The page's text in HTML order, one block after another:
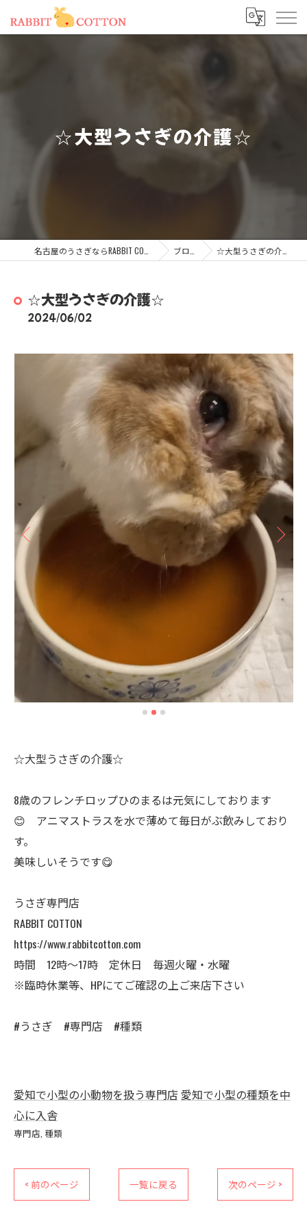
☆大型うさぎの介護☆
ブログ ☆大型うさぎの介護☆
☆大型うさぎの介護☆
2024/06/02
☆大型うさぎの介護☆
8歳のフレンチロップひのまるは元気にしております
😊 アニマストラスを水で薄めて毎日がぶ飲みしており
す。
美味しいそうです😋
うさぎ専門店
RABBIT COTTON
https://www.rabbitcotton.com
時間 12時〜17時 定休日 毎週火曜・水曜
※臨時休業等、HPにてご確認の上ご来店下さい
#うさぎ #専門店 #種類
愛知で小型の小動物を扱う専門店 愛知で小型の種類を中
心に入舎
専門店 種類
< 前のページ 一覧に戻る 次のページ >